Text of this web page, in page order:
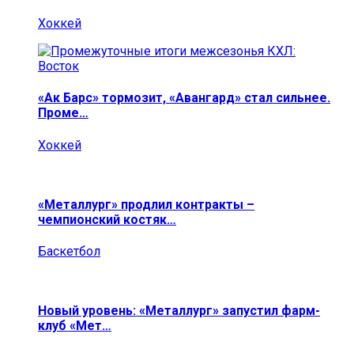
Хоккей
«Ак Барс» тормозит, «Авангард» стал сильнее.
Проме…
Хоккей
«Металлург» продлил контракты –
чемпионский костяк…
Баскетбол
Новый уровень: «Металлург» запустил фарм-
клуб «Мет…